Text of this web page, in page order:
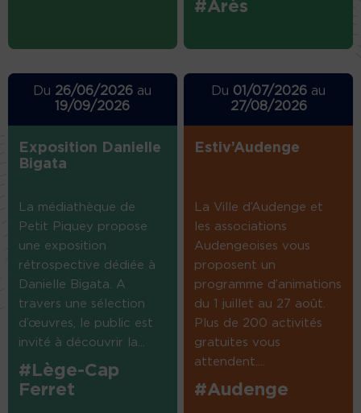
#Arès
Du 26/06/2026 au
19/09/2026
Exposition Danielle
Bigata
La médiathèque de
Petit Piquey propose
une exposition
rétrospective dédiée à
Danielle Bigata. A
travers une sélection
d’œuvres, le public est
invité à découvrir la...
#Lège-Cap
Ferret
Du 01/07/2026 au
27/08/2026
Estiv’Audenge
La Ville d’Audenge et
les associations
Audengeoises vous
proposent un
programme d’animations
du 1 juillet au 27 août.
Plus de 200 activités
gratuites vous
attendent....
#Audenge